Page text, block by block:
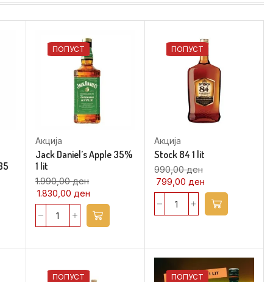
ПОПУСТ
Акција
Jack Daniel’s Apple 35%
1 lit
1.990,00ден
1.830,00 ден
ПОПУСТ
Акција
Stock 84 1 lit
990,00ден
799,00 ден
ПОПУСТ ПОПУСТ